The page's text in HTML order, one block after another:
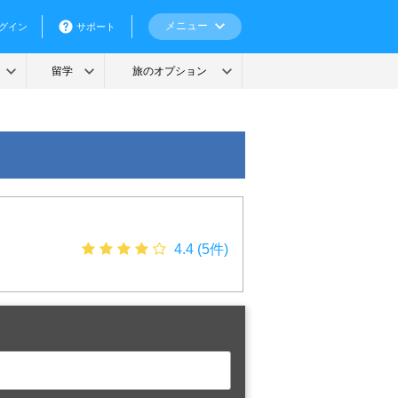
4.4 (5件)